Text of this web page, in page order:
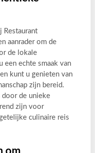
Restaurant
aanrader om de
de lokale
een echte smaak van
kunt u genieten van
zijn bereid.
door de unieke
zijn voor
culinaire reis